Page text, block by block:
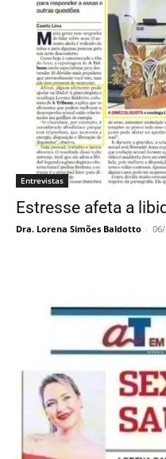
Entrevistas
Estresse afeta a
Dra. Lorena Simões Baldotto -